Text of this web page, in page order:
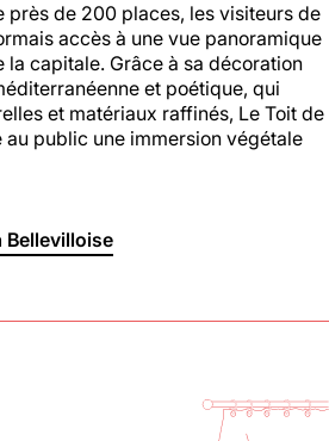
près de 200 places, les visiteurs de
accès à une vue panoramique
capitale. Grâce à sa décoration
et poétique, qui
et matériaux raffinés, Le Toit de
public une immersion végétale
Bellevilloise